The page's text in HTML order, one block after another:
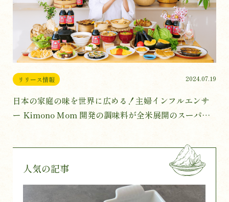
リリース情報 2024.07.19
日本の家庭の味を世界に広める！主婦インフルエンサ
ー Kimono Mom 開発の調味料が全米展開のスーパー
人気の記事